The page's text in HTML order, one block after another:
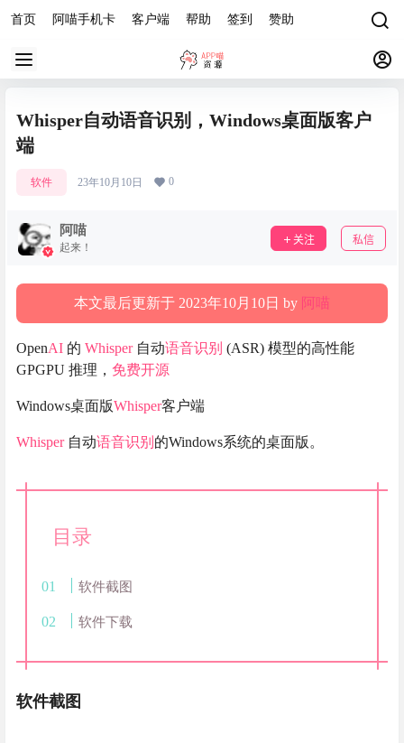
首页 阿喵手机卡 客户端 帮助 签到 赞助
Whisper自动语音识别，Windows桌面版客户
端
软件 23年10月10日 0
阿喵
起来！
关注 私信
本文最后更新于 2023年10月10日 by 阿喵
OpenAI 的 Whisper自动语音识别 (ASR) 模型的高性能
GPGPU 推理， 免费开源
Windows桌面版Whisper客户端
Whisper自动语音识别 的Windows系统的桌面版。
目录
软件截图
软件下载
软件截图